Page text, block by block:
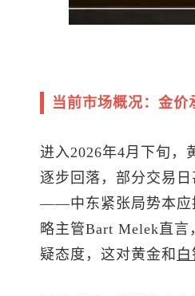
当前市场概况：金价
进入2026年4月下旬，
逐步回落，部分交易
——中东紧张局势本应
略主管Bart Melek直
疑态度，这对黄金和 白